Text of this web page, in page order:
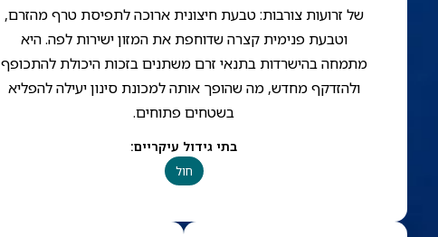
של זרועות צורבות: טבעת חיצונית ארוכה לתפיסת טרף מהזרם,
וטבעת פנימית קצרה שדוחפת את המזון ישירות לפה. היא
מתמחה בהישרדות בתנאי זרם משתנים בזכות היכולת להתכופף
ולהזדקף מחדש, מה שהופך אותה למכונת סינון יעילה להפליא
בשטחים פתוחים.
בתי גידול עיקריים:
חול